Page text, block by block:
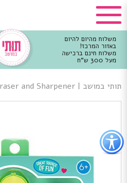
כפתור
לפתיחת
תפריט
נגישות
משלוח מהיום להיום
באזור המרכז!
משלוח חינם ברכישה
מעל 300 ש"ח
מרכזי
תותי במושב |
and Sharpener